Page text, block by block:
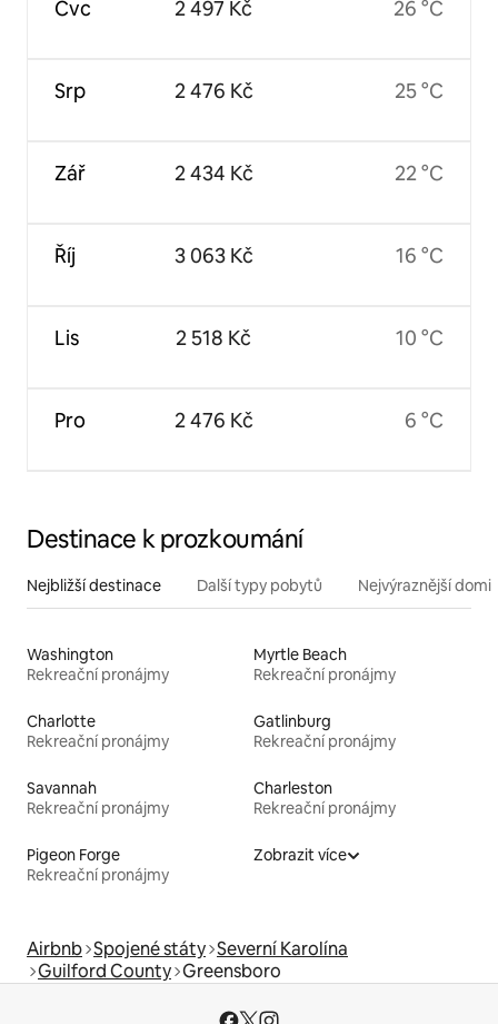
Čvc
Srp
Zář
Říj
Lis
Pro
2 497 Kč
2 476 Kč
2 434 Kč
3 063 Kč
2 518 Kč
2 476 Kč
26 °C
25 °C
22 °C
16 °C
10 °C
6 °C
Destinace k prozkoumání
Nejbližší destinace Další typy pobytů Nejvýraznější
Washington
Rekreační pronájmy
Myrtle Beach
Rekreační pronájmy
Charlotte
Rekreační pronájmy
Gatlinburg
Rekreační pronájmy
Savannah
Rekreační pronájmy
Charleston
Rekreační pronájmy
Pigeon Forge
Rekreační pronájmy
Zobrazit více
Airbnb Spojené státy Severní Karolína
Guilford County Greensboro